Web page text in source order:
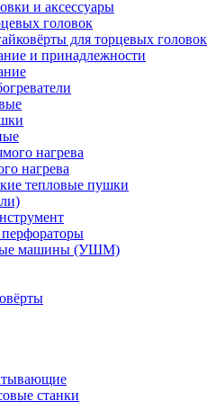
и аксессуары
головок
для торцевых головок
и принадлежности
нагрева
нагрева
тепловые пушки
машины (УШМ)
станки